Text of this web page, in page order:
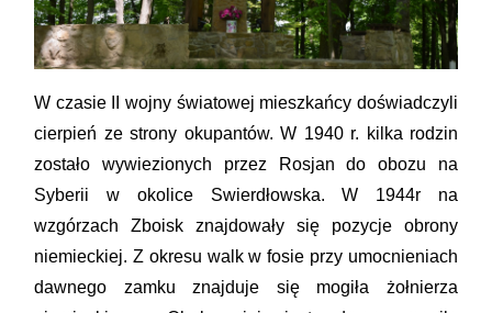
W czasie II wojny światowej mieszkańcy doświadczyli
cierpień ze strony okupantów. W 1940 r. kilka rodzin
zostało wywiezionych przez Rosjan do obozu na
Syberii w okolice Swierdłowska. W 1944r na
wzgórzach Zboisk znajdowały się pozycje obrony
niemieckiej. Z okresu walk w fosie przy umocnieniach
dawnego zamku znajduje się mogiła żołnierza